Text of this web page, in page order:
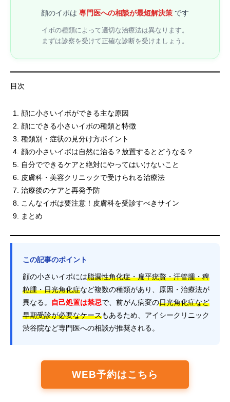
顔のイボは 専門医への相談が最短解決策 です
イボの種類によって適切な治療法は異なります。
まずは診察を受けて正確な診断を受けましょう。
目次
顔に小さいイボができる主な原因
顔にできる小さいイボの種類と特徴
種類別・症状の見分け方ポイント
顔の小さいイボは自然に治る？放置するとどうなる？
自分でできるケアと絶対にやってはいけないこと
皮膚科・美容クリニックで受けられる治療法
治療後のケアと再発予防
こんなイボは要注意！皮膚科を受診すべきサイン
まとめ
この記事のポイント
顔の小さいイボには脂漏性角化症・扁平疣贅・汗管腫・稗
粒腫・日光角化症など複数の種類があり、原因・治療法が
異なる。
自己処置は禁忌で、前がん病変の日光角化症など
早期受診が必要なケースもあるため、アイシークリニック
渋谷院など専門医への相談が推奨される。
WEB予約はこちら